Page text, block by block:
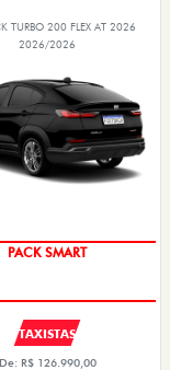
TURBO 200 FLEX AT 2026
2026/2026
PACK SMART
TAXISTAS
De: R$ 126.990,00